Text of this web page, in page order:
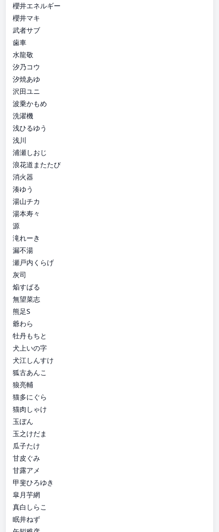
櫻井エネルギー
櫻井マキ
武者サブ
歯車
水龍敬
汐乃コウ
汐焼あゆ
沢田ユニ
波乗かもめ
洗濯機
浅ひるゆう
浅川
浦瀬しおじ
浪花道またたび
消火器
湊ゆう
湯山チカ
湯本寿々
源
滝れーき
漏不湯
瀬戸内くらげ
灰司
焔すばる
無望菜志
熊足S
爺わら
牡丹もちと
犬上いの字
犬江しんすけ
狐古あんこ
狼亮輔
猫多にぐら
猫肉しゃけ
玉ぼん
玉之けだま
瓜子たけ
甘皮ぐみ
甘露アメ
甲斐ひろゆき
皐月芋網
真白しらこ
眠井ねず